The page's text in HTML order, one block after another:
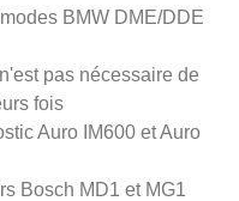
BMW DME/DDE
pas nécessaire de
fois
Auro IM600 et Auro
Bosch MD1 et MG1